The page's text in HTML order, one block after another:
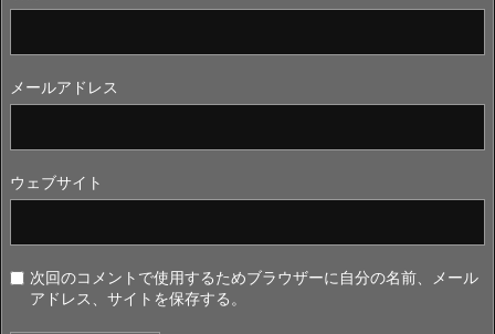
メールアドレス
ウェブサイト
次回のコメントで使用するためブラウザーに自分の名前、メール
アドレス、サイトを保存する。